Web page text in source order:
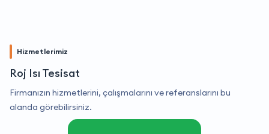
Hizmetlerimiz
Roj Isı Tesisat
Firmanızın hizmetlerini, çalışmalarını ve referanslarını bu
alanda görebilirsiniz.